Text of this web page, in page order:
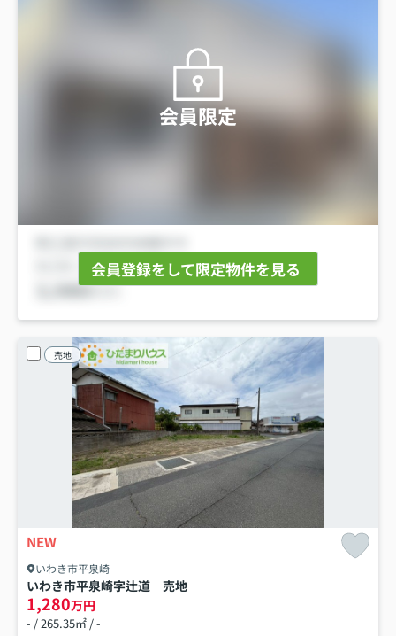
会員限定
会員登録をして限定物件を見る
売地
NEW
いわき市平泉崎
いわき市平泉崎字辻道 売地
1,280万円
- / 265.35㎡ / -